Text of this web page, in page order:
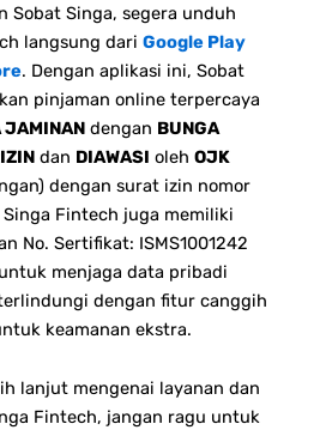
Sobat Singa, segera unduh
langsung dari Google Play
. Dengan aplikasi ini, Sobat
pinjaman online terpercaya
JAMINAN dengan BUNGA
dan DIAWASI oleh OJK
dengan surat izin nomor
Fintech juga memiliki
No. Sertifikat: ISMS1001242
menjaga data pribadi
dengan fitur canggih
keamanan ekstra.
lanjut mengenai layanan dan
Fintech, jangan ragu untuk